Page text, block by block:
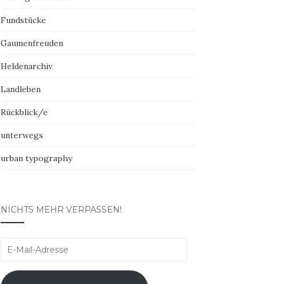
Fundstücke
Gaumenfreuden
Heldenarchiv
Landleben
Rückblick/e
unterwegs
urban typography
NICHTS MEHR VERPASSEN!
E-
Adresse